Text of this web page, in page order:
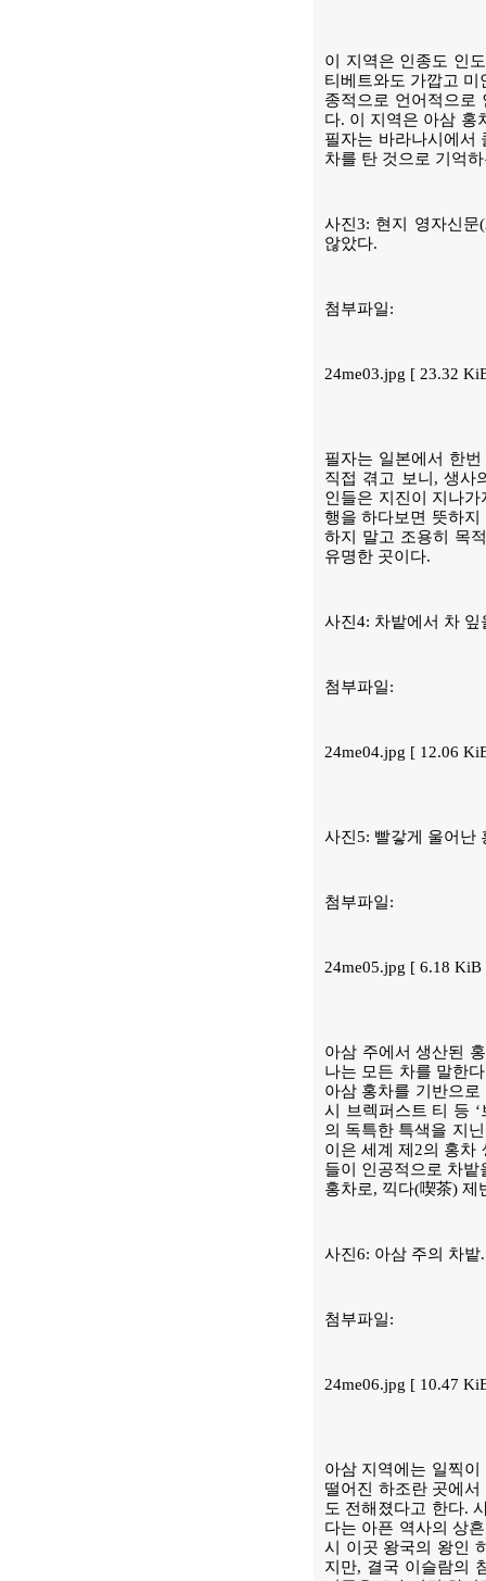
이 지역은 인종도 인
티베트와도 가깝고
종적으로 언어적으로
다. 이 지역은 아삼 홍
필자는 바라나시에서
차를 탄 것으로 기억
사진3: 현지 영자신문
않았다.
첨부파일:
24me03.jpg [ 23.32
필자는 일본에서 한
직접 겪고 보니, 생사
인들은 지진이 지나
행을 하다보면 뜻하
하지 말고 조용히 목
유명한 곳이다.
사진4: 차밭에서 차 잎
첨부파일:
24me04.jpg [ 12.06
사진5: 빨갛게 울어난
첨부파일:
24me05.jpg [ 6.18
아삼 주에서 생산된
나는 모든 차를 말한
아삼 홍차를 기반으
시 브렉퍼스트 티 등
의 독특한 특색을 지
이은 세계 제2의 홍차
들이 인공적으로 차
홍차로, 끽다(喫茶) 제
사진6: 아삼 주의 차밭.
첨부파일:
24me06.jpg [ 10.47
아삼 지역에는 일찍
떨어진 하조란 곳에
도 전해졌다고 한다.
다는 아픈 역사의 상
시 이곳 왕국의 왕인
지만, 결국 이슬람의